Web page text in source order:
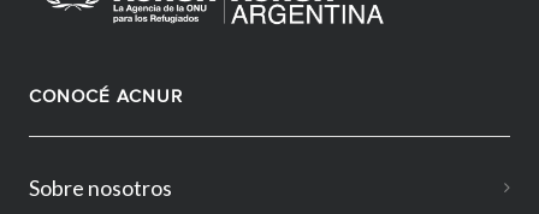
CONOCÉ ACNUR
Sobre nosotros